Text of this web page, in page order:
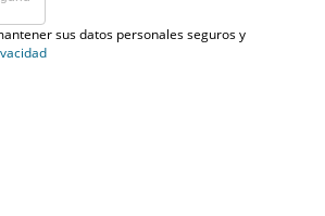
sus datos personales seguros y